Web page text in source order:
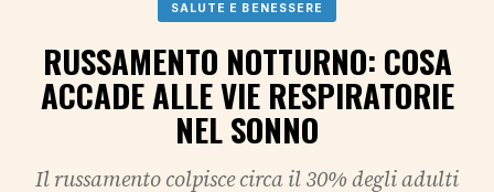
SALUTE E BENESSERE
RUSSAMENTO NOTTURNO: COSA
ACCADE ALLE VIE RESPIRATORIE
NEL SONNO
Il russamento colpisce circa il 30% degli adulti